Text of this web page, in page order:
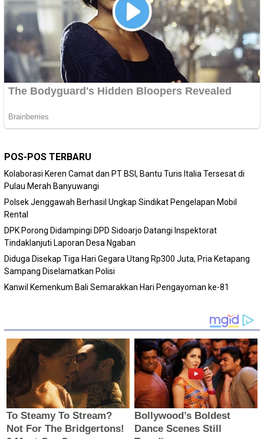
POS-POS TERBARU
Kolaborasi Keren Camat dan PT BSI, Bantu Turis Italia Tersesat di
Pulau Merah Banyuwangi
Polsek Jenggawah Berhasil Ungkap Sindikat Pengelapan Mobil
Rental
DPK Porong Didampingi DPD Sidoarjo Datangi Inspektorat
Tindaklanjuti Laporan Desa Ngaban
Diduga Disekap Tiga Hari Gegara Utang Rp300 Juta, Pria Ketapang
Sampang Diselamatkan Polisi
Kanwil Kemenkum Bali Semarakkan Hari Pengayoman ke-81